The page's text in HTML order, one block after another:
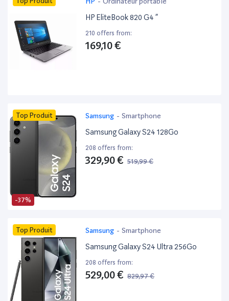
HP EliteBook 820 G4 ”
210 offers from:
169,10 €
-37%
Top Produit Samsung - Smartphone
Samsung Galaxy S24 128Go
208 offers from:
329,90 € 519,99 €
Top Produit Samsung - Smartphone
Samsung Galaxy S24 Ultra 256Go
208 offers from:
529,00 € 829,97 €